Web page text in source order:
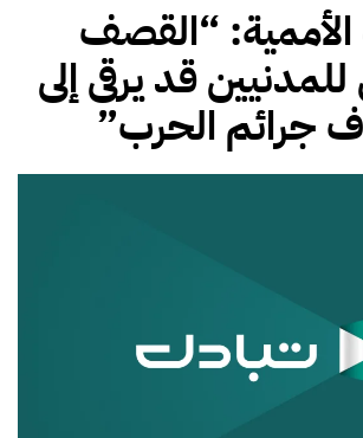
الأممية: “القصف
قد يرقى إلى
جرائم الحرب”